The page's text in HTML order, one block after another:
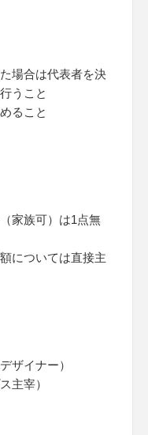
場合は代表者を決
うこと
ること
家族可）は1点無
については直接主
ザイナー）
主宰）